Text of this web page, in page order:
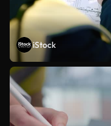
iStock